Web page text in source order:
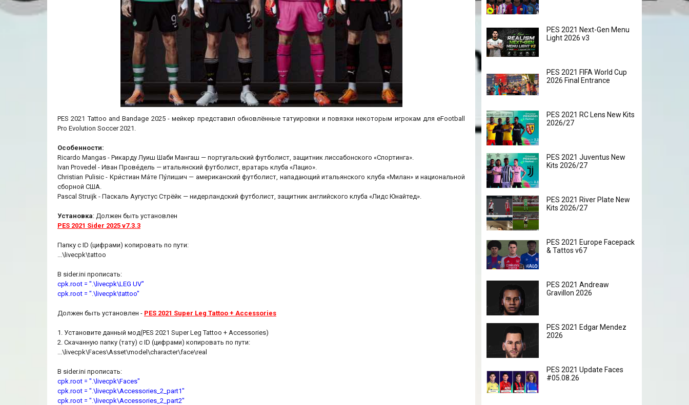
PES 2021 Tattoo and Bandage 2025 - мейкер представил обновлённые татуировки и повязки некоторым игрокам для eFootball
Pro Evolution Soccer 2021.
Особенности:
Ricardo Mangas - Рикарду Луиш Шаби Мангаш — португальский футболист, защитник лиссабонского «Спортинга».
Ivan Provedel - Иван Прове́дель — итальянский футболист, вратарь клуба «Лацио».
Christian Pulisic - Кри́стиан Ма́те Пу́лишич — американский футболист, нападающий итальянского клуба «Милан» и национальной
сборной США.
Pascal Struijk - Паскаль Аугустус Стрёйк — нидерландский футболист, защитник английского клуба «Лидс Юнайтед».
Установка: Должен быть установлен
PES 2021 Sider 2025 v7.3.3
Папку с ID (цифрами) копировать по пути:
...\livecpk\tattoo
В sider.ini прописать:
cpk.root = ".\livecpk\LEG UV"
cpk.root = ".\livecpk\tattoo"
Должен быть установлен - PES 2021 Super Leg Tattoo + Accessories
1. Установите данный мод(PES 2021 Super Leg Tattoo + Accessories)
2. Скачанную папку (тату) с ID (цифрами) копировать по пути:
...\livecpk\Faces\Asset\model\character\face\real
В sider.ini прописать:
cpk.root = ".\livecpk\Faces"
cpk.root = ".\livecpk\Accessories_2_part1"
cpk.root = ".\livecpk\Accessories_2_part2"
PES 2021 Next-Gen Menu
Light 2026 v3
PES 2021 FIFA World Cup
2026 Final Entrance
PES 2021 RC Lens New Kits
2026/27
PES 2021 Juventus New
Kits 2026/27
PES 2021 River Plate New
Kits 2026/27
PES 2021 Europe Facepack
& Tattos v67
PES 2021 Andreaw
Gravillon 2026
PES 2021 Edgar Mendez
2026
PES 2021 Update Faces
#05.08.26